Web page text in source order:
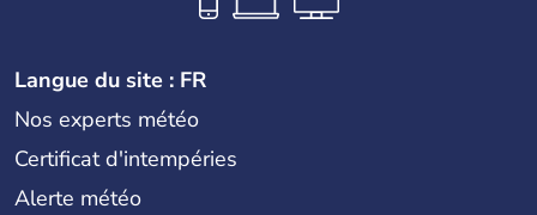
Langue du site : FR
Nos experts météo
Certificat d'intempéries
Alerte météo